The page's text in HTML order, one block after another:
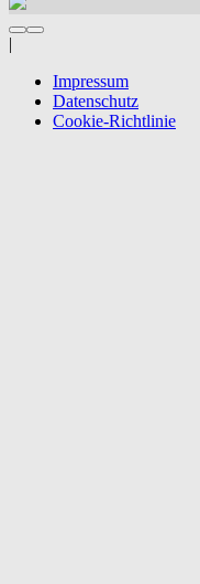
|
Impressum
Datenschutz
Cookie-Richtlinie